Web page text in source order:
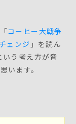
コーヒー大戦争
ェンジ 」を読ん
う考え方が脅
います。